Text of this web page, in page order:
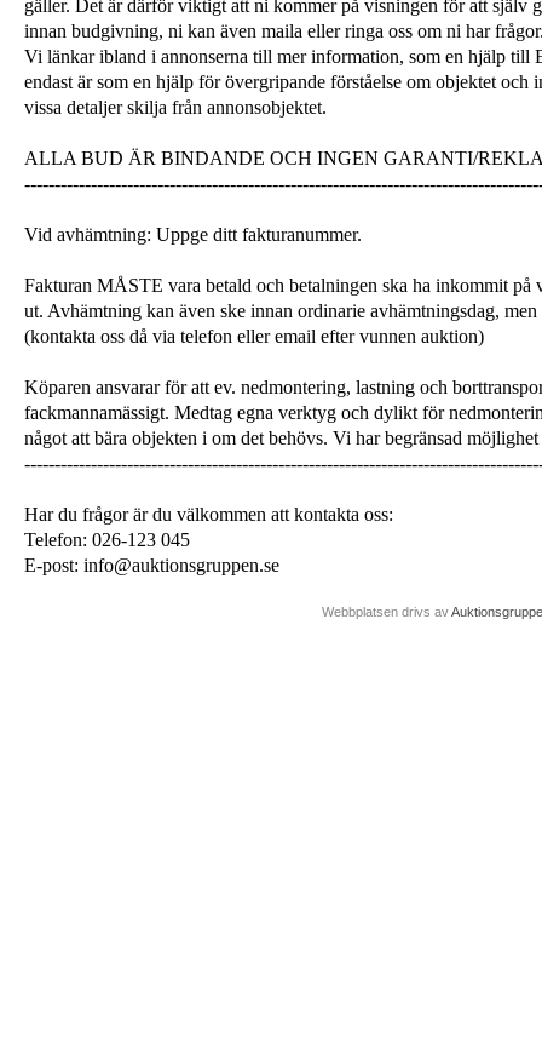
gäller. Det är därför viktigt att ni kommer på visningen för att själv
innan budgivning, ni kan även maila eller ringa oss om ni har
Vi länkar ibland i annonserna till mer information, som en hjälp till
endast är som en hjälp för övergripande förståelse om objektet
vissa detaljer skilja från annonsobjektet.
ALLA BUD ÄR BINDANDE OCH INGEN GARANTI/
Vid avhämtning: Uppge ditt fakturanummer.
Fakturan MÅSTE vara betald och betalningen ska ha inkommit på
ut. Avhämtning kan även ske innan ordinarie avhämtningsdag,
(kontakta oss då via telefon eller email efter vunnen auktion)
Köparen ansvarar för att ev. nedmontering, lastning och
fackmannamässigt. Medtag egna verktyg och dylikt för
något att bära objekten i om det behövs. Vi har begränsad
Har du frågor är du välkommen att kontakta oss:
Telefon: 026-123 045
E-post: info@auktionsgruppen.se
Webbplatsen drivs av